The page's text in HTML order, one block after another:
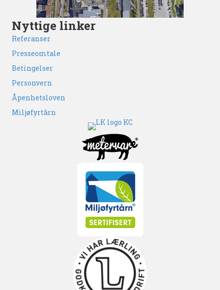
Nyttige linker
Referanser
Presseomtale
Betingelser
Personvern
Åpenhetsloven
Miljøfyrtårn